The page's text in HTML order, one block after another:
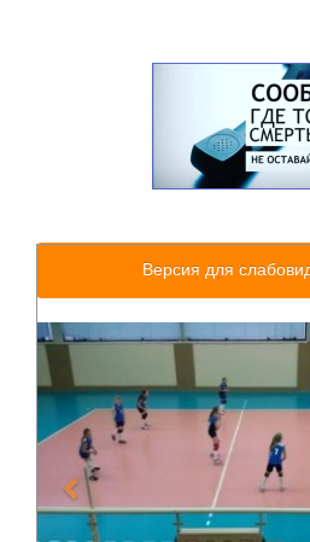
Версия для
Previous